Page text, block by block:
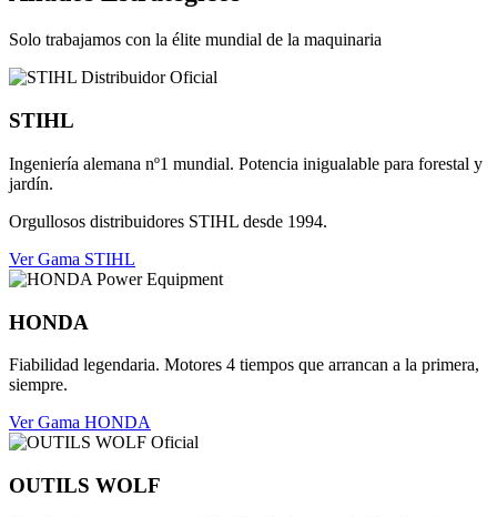
Solo trabajamos con la élite mundial de la maquinaria
STIHL
Ingeniería alemana nº1 mundial. Potencia inigualable para forestal y
jardín.
Orgullosos distribuidores STIHL desde 1994.
Ver Gama STIHL
HONDA
Fiabilidad legendaria. Motores 4 tiempos que arrancan a la primera,
siempre.
Ver Gama HONDA
OUTILS WOLF